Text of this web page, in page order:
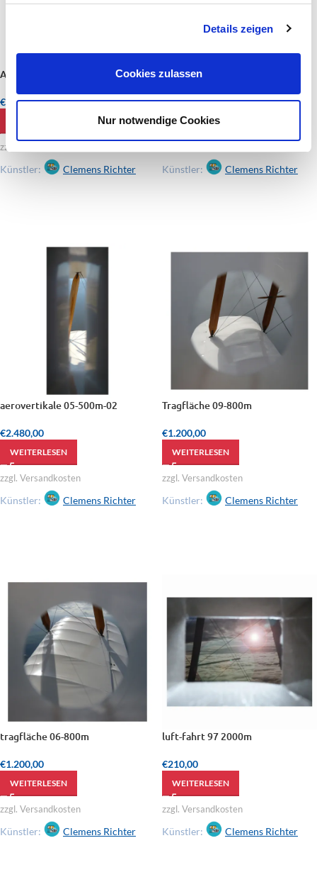
Details zeigen
Cookies zulassen
Nur notwendige Cookies
Aerovertikale 08-700m-05
€ 1.080,00
zzgl. Versandkosten
Künstler: Clemens Richter
aerovertikale 07-1500m-01
€810,00
WEITERLESEN
Künstler: Clemens Richter
aerovertikale 05-500m-02
€2.480,00
WEITERLESEN
zzgl. Versandkosten
Künstler: Clemens Richter
Tragfläche 09-800m
€1.200,00
WEITERLESEN
zzgl. Versandkosten
Künstler: Clemens Richter
tragfläche 06-800m
€1.200,00
WEITERLESEN
zzgl. Versandkosten
Künstler: Clemens Richter
luft-fahrt 97 2000m
€210,00
WEITERLESEN
zzgl. Versandkosten
Künstler: Clemens Richter